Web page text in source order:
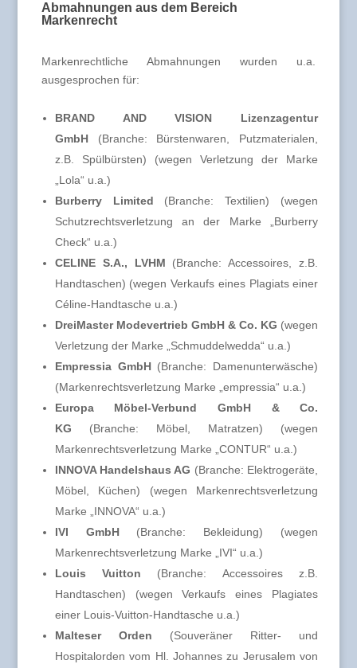
Abmahnungen aus dem Bereich
Markenrecht
Markenrechtliche Abmahnungen wurden u.a.
ausgesprochen für:
BRAND AND VISION Lizenzagentur
GmbH(Branche: Bürstenwaren, Putzmaterialen,
z.B. Spülbürsten) (wegen Verletzung der Marke
„Lola“ u.a.)
Burberry Limited (Branche: Textilien) (wegen
Schutzrechtsverletzung an der Marke „Burberry
Check“ u.a.)
CELINE S.A., LVHM (Branche: Accessoires, z.B.
Handtaschen) (wegen Verkaufs eines Plagiats einer
Céline-Handtasche u.a.)
DreiMaster Modevertrieb GmbH & Co. KG (wegen
Verletzung der Marke „Schmuddelwedda“ u.a.)
Empressia GmbH(Branche: Damenunterwäsche)
(Markenrechtsverletzung Marke „empressia“ u.a.)
Europa Möbel-Verbund GmbH & Co.
KG (Branche: Möbel, Matratzen) (wegen
Markenrechtsverletzung Marke „CONTUR“ u.a.)
INNOVA Handelshaus AG (Branche: Elektrogeräte,
Möbel, Küchen) (wegen Markenrechtsverletzung
Marke „INNOVA“ u.a.)
IVI GmbH(Branche: Bekleidung) (wegen
Markenrechtsverletzung Marke „IVI“ u.a.)
Louis Vuitton (Branche: Accessoires z.B.
Handtaschen) (wegen Verkaufs eines Plagiates
einer Louis-Vuitton-Handtasche u.a.)
Malteser Orden (Souveräner Ritter- und
Hospitalorden vom Hl. Johannes zu Jerusalem von